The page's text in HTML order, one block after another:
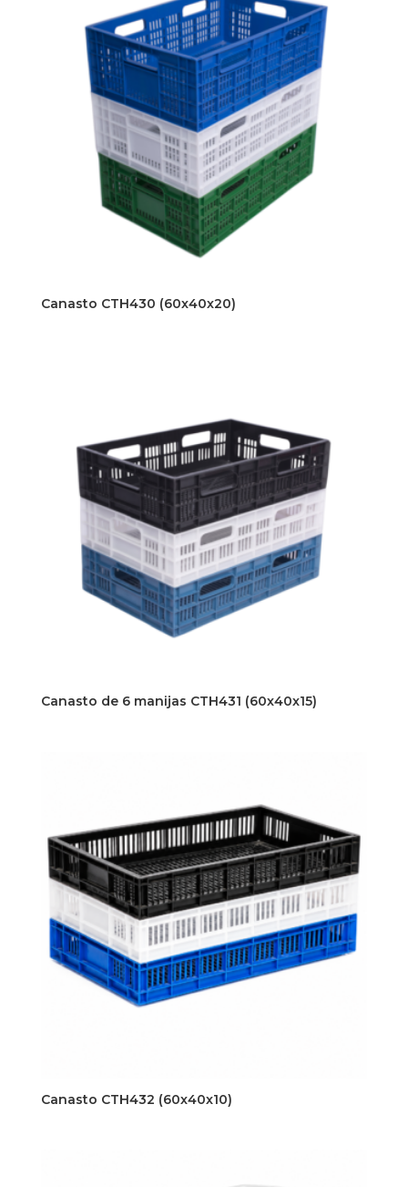
Canasto CTH430 (60x40x20)
Canasto de 6 manijas CTH431 (60x40x15)
Canasto CTH432 (60x40x10)